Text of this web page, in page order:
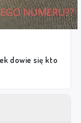
dowie się kto